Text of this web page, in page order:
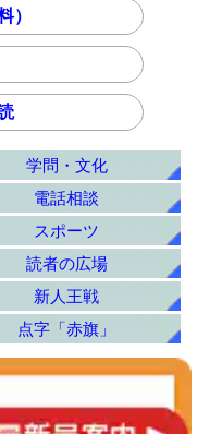
）
学問・文化
電話相談
スポーツ
読者の広場
新人王戦
点字「赤旗」